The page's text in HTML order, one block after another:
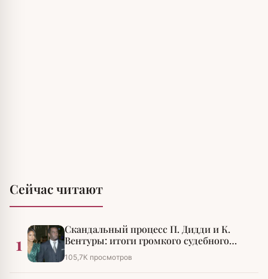
Сейчас читают
1
Скандальный процесс П. Дидди и К.
Вентуры: итоги громкого судебного
разбирательства
105,7К просмотров